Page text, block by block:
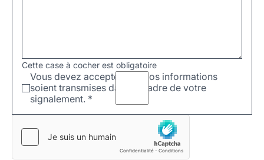
Cette case à cocher est obligatoire
Vous devez accepter que vos informations
soient transmises dans le cadre de votre
signalement. *